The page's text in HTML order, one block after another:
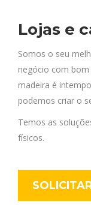
Lojas e
Somos o seu
negócio com
madeira é
podemos criar o
Temos as
físicos.